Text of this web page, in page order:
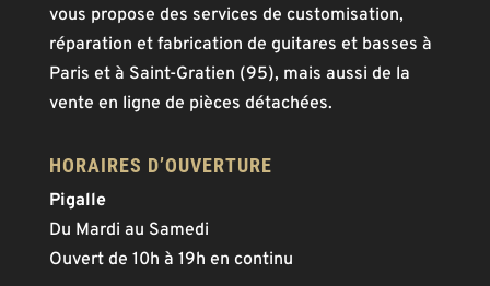
vous propose des services de customisation,
réparation et fabrication de guitares et basses à
Paris et à Saint-Gratien (95), mais aussi de la
vente en ligne de pièces détachées.
HORAIRES D’OUVERTURE
Pigalle
Du Mardi au Samedi
Ouvert de 10h à 19h en continu